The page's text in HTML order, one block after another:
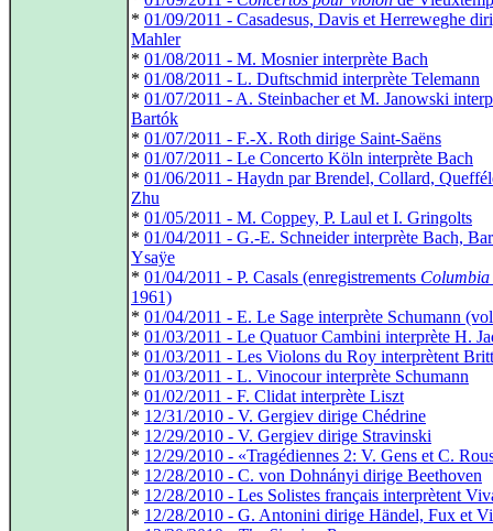
* 01/09/2011 - Casadesus, Davis et Herreweghe
Mahler
* 01/08/2011 - M. Mosnier interprète Bach
* 01/08/2011 - L. Duftschmid interprète Telemann
* 01/07/2011 - A. Steinbacher et M. Janowski
Bartók
* 01/07/2011 - F.-X. Roth dirige Saint-Saëns
* 01/07/2011 - Le Concerto Köln interprète Bach
* 01/06/2011 - Haydn par Brendel, Collard,
Zhu
* 01/05/2011 - M. Coppey, P. Laul et I. Gringolts
* 01/04/2011 - G.-E. Schneider interprète Bach,
Ysaÿe
* 01/04/2011 - P. Casals (enregistrements Columbia
1961)
* 01/04/2011 - E. Le Sage interprète Schumann
* 01/03/2011 - Le Quatuor Cambini interprète H.
* 01/03/2011 - Les Violons du Roy interprètent
* 01/03/2011 - L. Vinocour interprète Schumann
* 01/02/2011 - F. Clidat interprète Liszt
* 12/31/2010 - V. Gergiev dirige Chédrine
* 12/29/2010 - V. Gergiev dirige Stravinski
* 12/29/2010 - «Tragédiennes 2: V. Gens et C.
* 12/28/2010 - C. von Dohnányi dirige Beethoven
* 12/28/2010 - Les Solistes français interprètent
* 12/28/2010 - G. Antonini dirige Händel, Fux et